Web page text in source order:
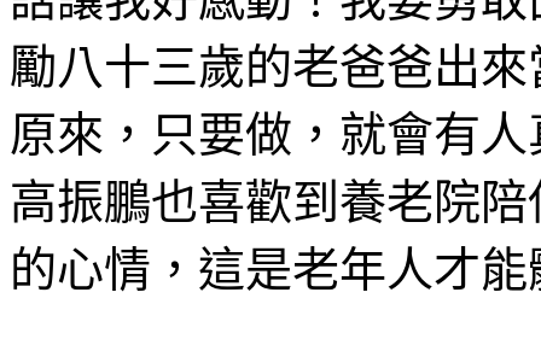
勵八十三歲的老爸爸出
原來，只要做，就會有
高振鵬也喜歡到養老院
的心情，這是老年人才